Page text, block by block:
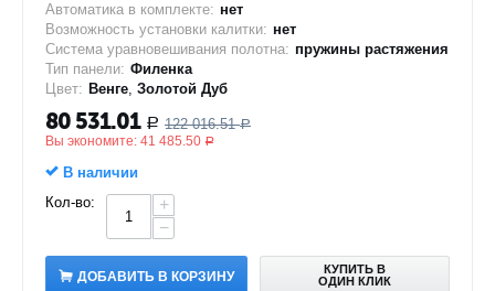
Автоматика в комплекте: нет
Возможность установки калитки: нет
Система уравновешивания полотна: пружины растяжения
Тип панели: Филенка
Цвет: Венге, Золотой Дуб
80 531.01 Р 122 016.51 Р
Вы экономите: 41 485.50 Р
В наличии
Кол-во:
+
−
ДОБАВИТЬ В КОРЗИНУ
КУПИТЬ В
ОДИН КЛИК